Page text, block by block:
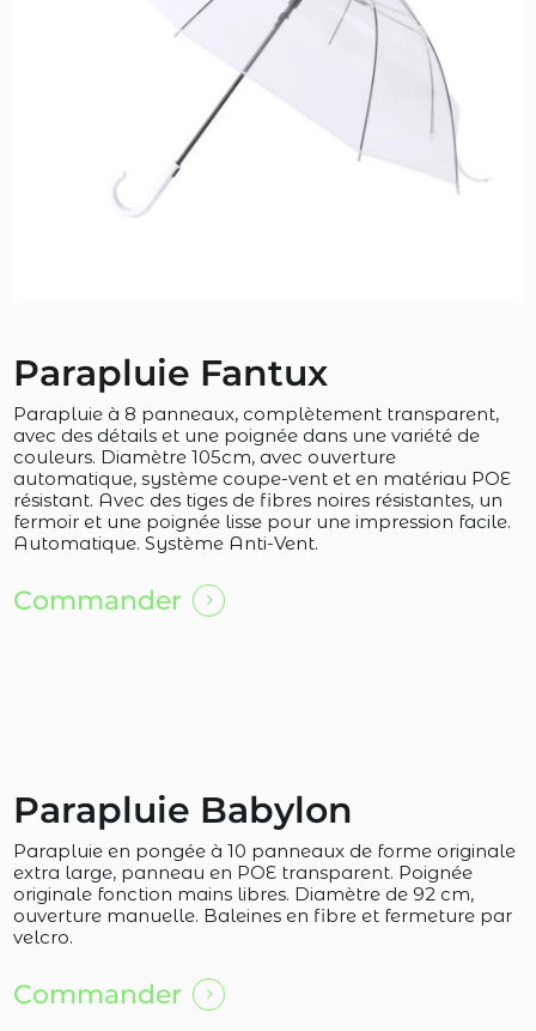
Parapluie Fantux
Parapluie à 8 panneaux, complètement transparent,
avec des détails et une poignée dans une variété de
couleurs. Diamètre 105cm, avec ouverture
automatique, système coupe-vent et en matériau POE
résistant. Avec des tiges de fibres noires résistantes, un
fermoir et une poignée lisse pour une impression facile.
Automatique. Système Anti-Vent.
Commander
Parapluie Babylon
Parapluie en pongée à 10 panneaux de forme originale
extra large, panneau en POE transparent. Poignée
originale fonction mains libres. Diamètre de 92 cm,
ouverture manuelle. Baleines en fibre et fermeture par
velcro.
Commander